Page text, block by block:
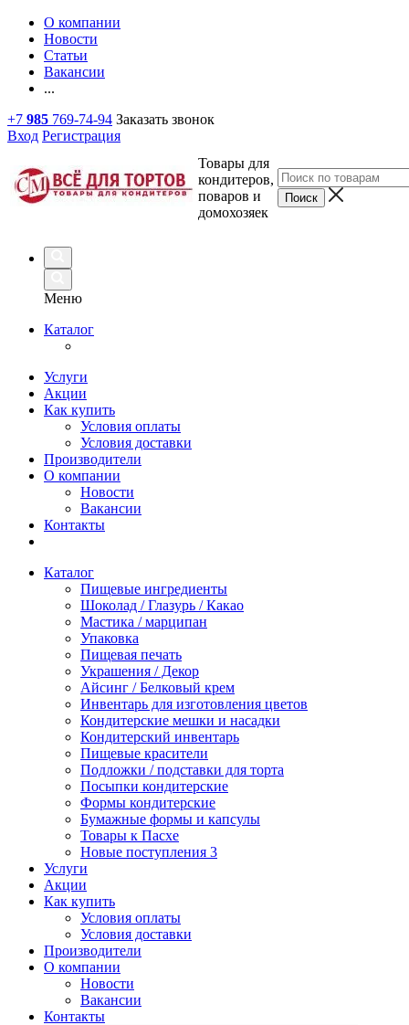
О компании
Новости
Статьи
Вакансии
...
+7 985 769-74-94 Заказать звонок
Вход Регистрация
Товары для
кондитеров,
поваров и
домохозяек
Меню
Каталог
Услуги
Акции
Как купить
Условия оплаты
Условия доставки
Производители
О компании
Новости
Вакансии
Контакты
Каталог
Пищевые ингредиенты
Шоколад / Глазурь / Какао
Мастика / марципан
Упаковка
Пищевая печать
Украшения / Декор
Айсинг / Белковый крем
Инвентарь для изготовления цветов
Кондитерские мешки и насадки
Кондитерский инвентарь
Пищевые красители
Подложки / подставки для торта
Посыпки кондитерские
Формы кондитерские
Бумажные формы и капсулы
Товары к Пасхе
Новые поступления 3
Услуги
Акции
Как купить
Условия оплаты
Условия доставки
Производители
О компании
Новости
Вакансии
Контакты